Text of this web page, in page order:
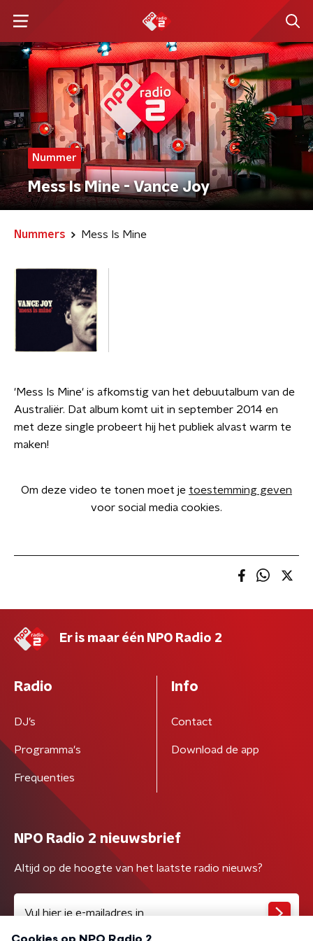
Nummer
Mess Is Mine - Vance Joy
Nummers Mess Is Mine
'Mess Is Mine' is afkomstig van het debuutalbum van de
Australiër. Dat album komt uit in september 2014 en
met deze single probeert hij het publiek alvast warm te
maken!
Om deze video te tonen moet je toestemming geven
voor social media cookies.
Er is maar één NPO Radio 2
Radio
DJ’s
Programma's
Frequenties
Info
Contact
Download de app
NPO Radio 2 nieuwsbrief
Altijd op de hoogte van het laatste radio nieuws?